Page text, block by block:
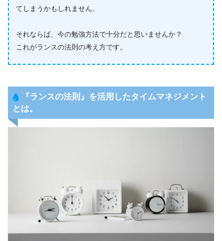
てしまうかもしれません。
それならば、今の勉強方法で十分だと思いませんか？
これがランスの法則の考え方です。
『ランスの法則 』を活用したタイムマネジメント
とは。